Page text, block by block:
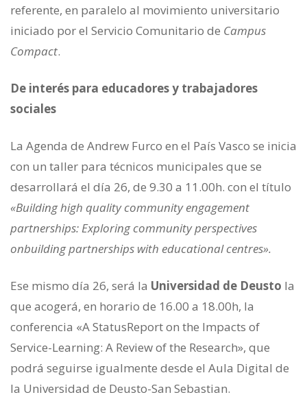
referente, en paralelo al movimiento universitario
iniciado por el Servicio Comunitario de Campus
Compact.
De interés para educadores y trabajadores
sociales
La Agenda de Andrew Furco en el País Vasco se inicia
con un taller para técnicos municipales que se
desarrollará el día 26, de 9.30 a 11.00h. con el título
«Building high quality community engagement
partnerships: Exploring community perspectives
onbuilding partnerships with educational centres».
Ese mismo día 26, será la Universidad de Deusto la
que acogerá, en horario de 16.00 a 18.00h, la
conferencia «A StatusReport on the Impacts of
Service-Learning: A Review of the Research», que
podrá seguirse igualmente desde el Aula Digital de
la Universidad de Deusto-San Sebastian.